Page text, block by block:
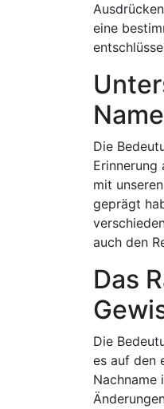
eine
Die
Erinnerung
mit
geprägt
auch den
Das
Die
es auf den
Nachname